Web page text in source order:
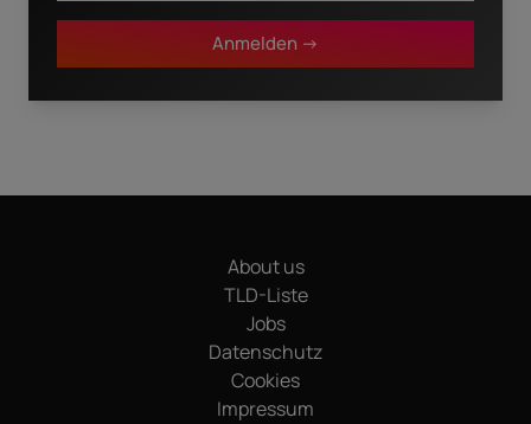
Anmelden ->
datenschutz@internetx.com oder direkt über den
Abmeldelink in der jeweiligen Produktinformation
About us
TLD-Liste
Jobs
Datenschutz
Cookies
Impressum